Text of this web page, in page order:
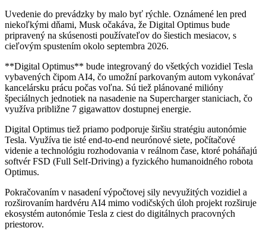
Uvedenie do prevádzky by malo byť rýchle. Oznámené len pred
niekoľkými dňami, Musk očakáva, že Digital Optimus bude
pripravený na skúsenosti používateľov do šiestich mesiacov, s
cieľovým spustením okolo septembra 2026.
**Digital Optimus** bude integrovaný do všetkých vozidiel Tesla
vybavených čipom AI4, čo umožní parkovaným autom vykonávať
kancelársku prácu počas voľna. Sú tiež plánované milióny
špeciálnych jednotiek na nasadenie na Supercharger staniciach, čo
využíva približne 7 gigawattov dostupnej energie.
Digital Optimus tiež priamo podporuje širšiu stratégiu autonómie
Tesla. Využíva tie isté end-to-end neurónové siete, počítačové
videnie a technológiu rozhodovania v reálnom čase, ktoré poháňajú
softvér FSD (Full Self-Driving) a fyzického humanoidného robota
Optimus.
Pokračovaním v nasadení výpočtovej sily nevyužitých vozidiel a
rozširovaním hardvéru AI4 mimo vodičských úloh projekt rozširuje
ekosystém autonómie Tesla z ciest do digitálnych pracovných
priestorov.